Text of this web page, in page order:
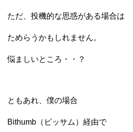
ただ、投機的な思惑がある場合は
ためらうかもしれません。
悩ましいところ・・？
ともあれ、僕の場合
Bithumb（ビッサム）経由で